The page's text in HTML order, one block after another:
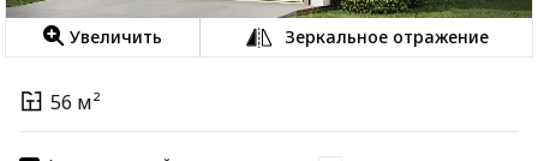
Увеличить Зеркальное отражение
56 м²